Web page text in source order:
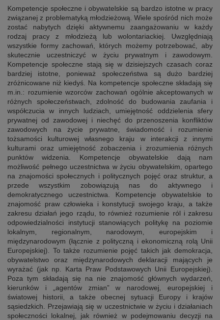
Kompetencje społeczne i obywatelskie są bardzo istotne w pracy
związanej z problematyką młodzieżową. Wiele spośród nich może
zostać nabytych dzięki aktywnemu zaangażowaniu w każdy
rodzaj pracy z młodzieżą lub wolontariackiej. Uwzględniają
wszystkie formy zachowań, których możemy potrzebować, aby
skutecznie uczestniczyć w życiu prywatnym i zawodowym.
Kompetencje społeczne stają się w dzisiejszych czasach coraz
bardziej istotne, ponieważ społeczeństwa są dużo bardziej
zróżnicowane niż kiedyś. Na kompetencje społeczne składają się
m.in.: rozumienie wzorców zachowań ogólnie akceptowanych w
różnych społeczeństwach, zdolność do budowania zaufania i
współczucia w innych ludziach, umiejętność oddzielenia sfery
prywatnej od zawodowej i niechęć do przenoszenia konfliktów
zawodowych na życie prywatne, świadomość i rozumienie
tożsamości kulturowej własnego kraju w interakcji z innymi
kulturami oraz umiejętność zobaczenia i zrozumienia różnych
punktów widzenia. Kompetencje obywatelskie dają nam
możliwość pełnego uczestnictwa w życiu obywatelskim, opartego
na znajomości społecznych i politycznych pojęć oraz struktur, a
przede wszystkim zobowiązują nas do aktywnego i
demokratycznego uczestnictwa. Kompetencje obywatelskie to
znajomość praw człowieka i konstytucji swojego kraju, a także
zakresu działań jego rządu, to również rozumienie ról i zakresu
odpowiedzialności instytucji stanowiących politykę na poziomie
lokalnym, regionalnym, narodowym, europejskim i
międzynarodowym (łącznie z polityczną i ekonomiczną rolą Unii
Europejskiej). To także rozumienie pojęć takich jak demokracja,
obywatelstwo oraz międzynarodowych deklaracji mających je
wyrażać (jak np. Karta Praw Podstawowych Unii Europejskiej).
Poza tym składają się na nie znajomość głównych wydarzeń,
kierunków i „agentów zmian” w narodowej, europejskiej i
światowej historii, a także obecnej sytuacji Europy i krajów
sąsiedzkich. Przejawiają się w uczestnictwie w życiu i działaniach
społeczności lokalnej, jak również w podejmowaniu decyzji na